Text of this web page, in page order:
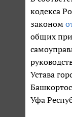
кодекса
законом
общих
Устава
Уфа